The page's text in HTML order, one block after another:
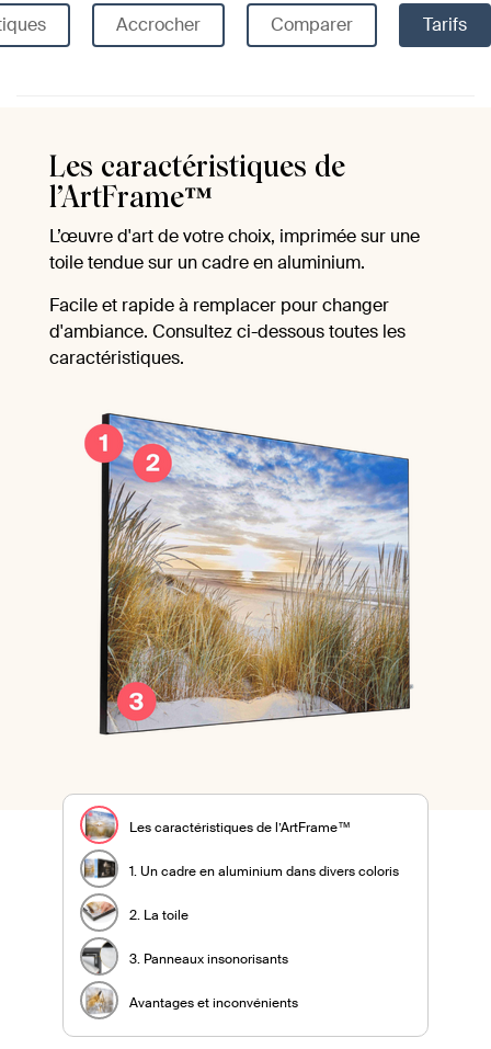
Accrocher Comparer Tarifs
Les caractéristiques de
l’ArtFrame™
L’œuvre d'art de votre choix, imprimée sur une
toile tendue sur un cadre en aluminium.
Facile et rapide à remplacer pour changer
d'ambiance. Consultez ci-dessous toutes les
caractéristiques.
Les caractéristiques de l’ArtFrame™
1. Un cadre en aluminium dans divers coloris
2. La toile
3. Panneaux insonorisants
Avantages et inconvénients